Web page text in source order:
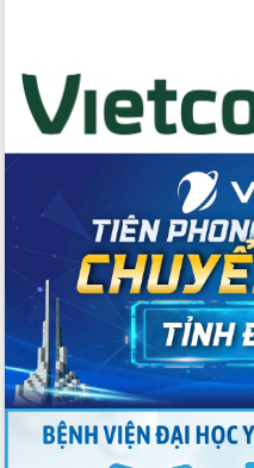
2026
Đẩy mạnh cải cách hành chính, quyết
tâm đạt được mục tiêu tăng trưởng
hai con số trong năm 2026
Tổ chức trang trọng Lễ hội Đền thờ
Lương Văn Chánh năm 2026
Phó Bí thư Tỉnh ủy Đắk Lắk Đỗ Hữu
Huy giữ chức Bí thư Đảng ủy Ủy Ban
Nhân dân tỉnh
Bệnh án điện tử thúc đẩy chuyển đổi
số y tế tại Đắk Lắk
Chuyển đổi số thư viện: Mở rộng
không gian tri thức trong thời đại số
Đánh giá, rút kinh nghiệm công tác tổ
chức diễn tập trước ngày bầu cử